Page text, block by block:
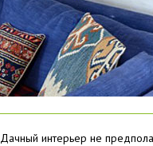
Дачный интерьер не